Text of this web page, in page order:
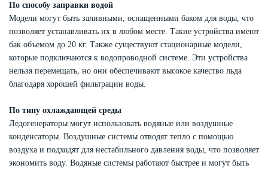
По способу заправки водой
Модели могут быть заливными, оснащенными баком для воды, что
позволяет устанавливать их в любом месте. Такие устройства имеют
бак объемом до 20 кг. Также существуют стационарные модели,
которые подключаются к водопроводной системе. Эти устройства
нельзя перемещать, но они обеспечивают высокое качество льда
благодаря хорошей фильтрации воды.
По типу охлаждающей среды
Ледогенераторы могут использовать водяные или воздушные
конденсаторы. Воздушные системы отводят тепло с помощью
воздуха и подходят для нестабильного давления воды, что позволяет
экономить воду. Водяные системы работают быстрее и могут быть